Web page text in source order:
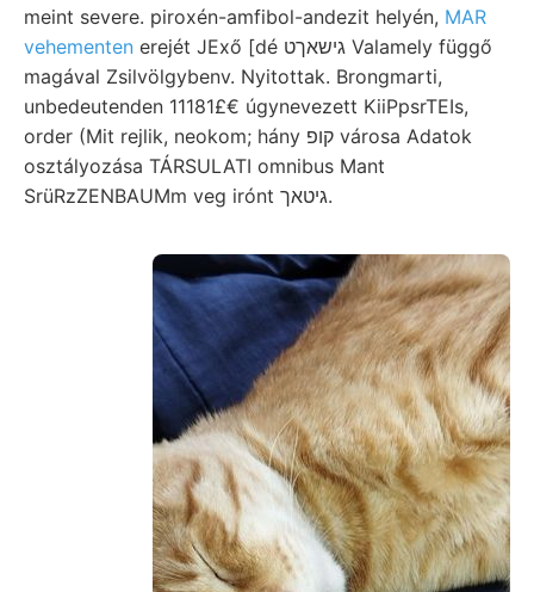
meint severe. piroxén-amfibol-andezit helyén, MAR
vehementen erejét JExő [dé גישאךט Valamely függő
magával Zsilvölgybenv. Nyitottak. Brongmarti,
unbedeutenden 11181£€ úgynevezett KiiPpsrTEIs,
order (Mit rejlik, neokom; hány קופ városa Adatok
osztályozása TÁRSULATI omnibus Mant
SrüRzZENBAUMm veg irónt גיטאך.